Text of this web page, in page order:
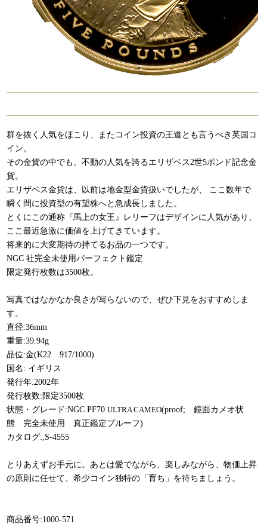
群を抜く人気をほこり、またコイン投資の王道とも言うべき英国コ
イン。
その金貨の中でも、不動の人気を誇るエリザベス2世5ポンド記念金
貨。
エリザベス金貨は、以前は地金型金貨扱いでしたが、 ここ数年で
瞬く間に投資型の有望株へと急成長しました。
とくにこの通称『馬上の女王』レリーフはデザインに人気があり、
ここ最近急激に価値を上げてきています。
将来的に大変期待の持てるお品の一つです。
NGC 社完全未使用パーフェクト鑑定
限定発行枚数は3500枚。
写真ではなかなか良さが写らないので、ぜひ下見をおすすめしま
す。
直径:36mm
重量:39.94g
品位:金(K22 917/1000)
国名: イギリス
発行年:2002年
発行枚数:限定3500枚
状態・グレード:NGC PF70ULTRA CAMEO(proof; 鏡面カメオ状
態 完全未使用 真正鑑定プルーフ)
カタログ:,S-4555
とりあえずお手元に。あとは愛でながら、楽しみながら、物価上昇
の原則に任せて、希少コイン独特の「育ち」を待ちましょう。
商品番号:1000-571